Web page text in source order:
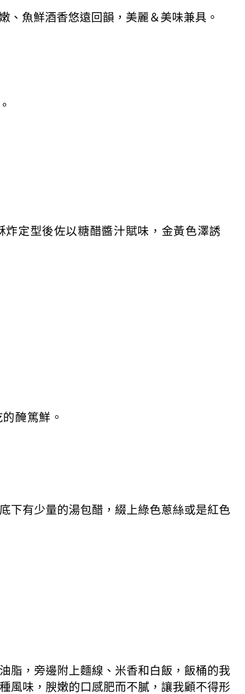
、魚鮮酒香悠遠回韻，美麗＆美味兼具。
定型後佐以糖醋醬汁賦味，金黃色澤誘
醃篤鮮。
下有少量的湯包醋，綴上綠色蔥絲或是紅色
脂，旁邊附上麵線、米香和白飯，飯桶的我
風味，腴嫩的口感肥而不膩，讓我顧不得形